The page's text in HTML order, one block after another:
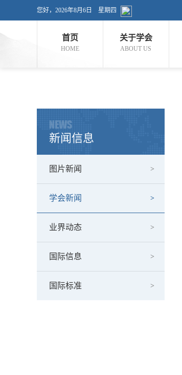
您好， 2026年8月6日 星期四
首页
HOME
关于学会
ABOUT US
NEWS
新闻信息
图片新闻
学会新闻
业界动态
国际信息
国际标准